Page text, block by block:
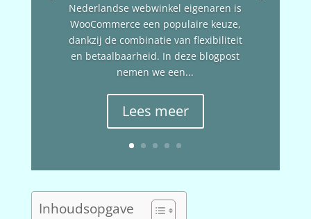
Nederlandse webwinkel eigenaren is
WooCommerce een populaire keuze,
dankzij de combinatie van flexibiliteit
en betaalbaarheid. In deze blogpost
nemen we een...
Lees meer
Inhoudsopgave